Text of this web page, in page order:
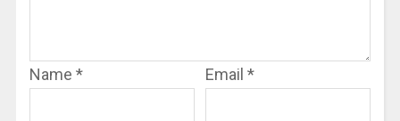
Name * Email *